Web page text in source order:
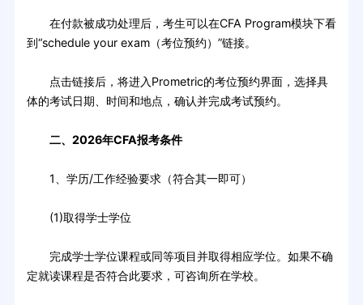
在付款被成功处理后，考生可以在CFA Program模块下看
到“schedule your exam（考位预约）”链接。
点击链接后，将进入Prometric的考位预约界面，选择具
体的考试日期、时间和地点，确认并完成考试预约。
二、2026年CFA报考条件
1、学历/工作经验要求（符合其一即可）
(1)取得学士学位
完成学士学位课程或同等项目并取得相应学位。如果不确
定就读课程是否符合此要求，可咨询所在学校。